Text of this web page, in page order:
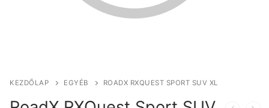
KEZDŐLAP EGYÉB ROADX RXQUEST SPORT SUV XL